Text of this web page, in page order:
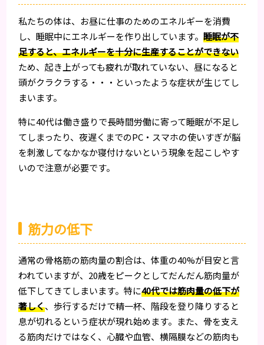
私たちの体は、お昼に仕事のためのエネルギーを消費
し、睡眠中にエネルギーを作り出しています。睡眠が不
足すると、エネルギーを十分に生産することができない
ため、起き上がっても疲れが取れていない、昼になると
頭がクラクラする・・・といったような症状が生じてし
まいます。
特に40代は働き盛りで長時間労働に寄って睡眠が不足し
てしまったり、夜遅くまでのPC・スマホの使いすぎが脳
を刺激してなかなか寝付けないという現象を起こしやす
いので注意が必要です。
筋力の低下
通常の骨格筋の筋肉量の割合は、体重の40%が目安と言
われていますが、20歳をピークとしてだんだん筋肉量が
低下してきてしまいます。特に40代では筋肉量の低下が
著しく、歩行するだけで精一杯、階段を登り降りすると
息が切れるという症状が現れ始めます。また、骨を支え
る筋肉だけではなく、心臓や血管、横隔膜などの筋肉も